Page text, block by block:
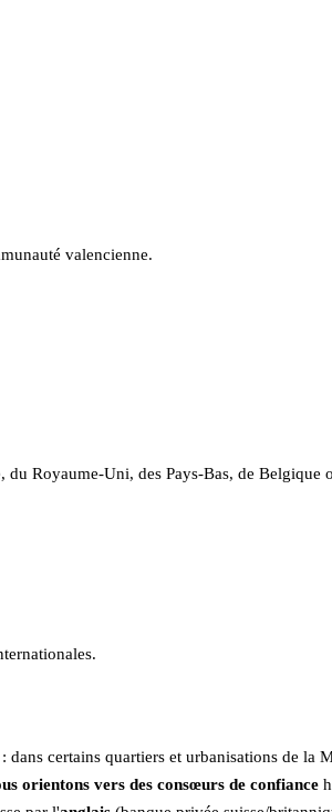
valencienne.
Royaume-Uni, des Pays-Bas, de Belgique
certains quartiers et urbanisations de la
orientons vers des consœurs de confiance